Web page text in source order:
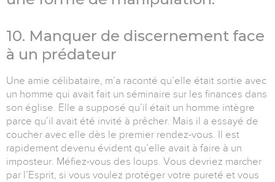
10. Manquer de discernement face
à un prédateur
Une amie célibataire, m’a raconté qu’elle était sortie avec
un homme qui avait fait un séminaire sur les finances dans
son église. Elle a supposé qu’il était un homme intègre
parce qu’il avait été invité à prêcher. Mais il a essayé de
coucher avec elle dès le premier rendez-vous. Il est
rapidement devenu évident qu’elle avait à faire à un
imposteur. Méfiez-vous des loups. Vous devriez marcher
par l’Esprit, si vous voulez protéger votre pureté et vous